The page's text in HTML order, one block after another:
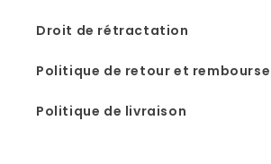
Droit de rétractation
Politique de retour et
Politique de livraison